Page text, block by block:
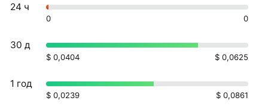
24 ч
0 0
30 д
$ 0,0404 $ 0,0625
1 год
$ 0,0239 $ 0,0861